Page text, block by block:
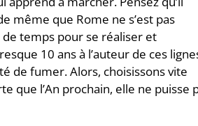
même que Rome ne s’est pas
temps pour se réaliser et
10 ans à l’auteur de ces
de fumer. Alors, choisissons vite
que l’An prochain, elle ne puisse